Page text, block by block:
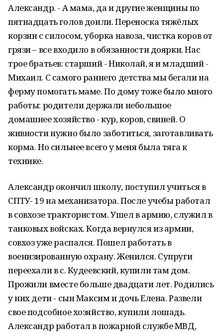
Александр. - А мама, да и другие женщины по
пятнадцать голов доили. Переноска тяжёлых
корзин с силосом, уборка навоза, чистка коров от
грязи – все входило в обязанности доярки. Нас
трое братьев: старший - Николай, я и младший -
Михаил. С самого раннего детства мы бегали на
ферму помогать маме. По дому тоже было много
работы: родители держали небольшое
домашнее хозяйство - кур, коров, свиней. О
живности нужно было заботиться, заготавливать
корма. Но сильнее всего у меня была тяга к
технике.
Александр окончил школу, поступил учиться в
СПТУ- 19 на механизатора. После учебы работал
в совхозе трактористом. Ушел в армию, служил в
танковых войсках. Когда вернулся из армии,
совхоз уже распался. Пошел работать в
военизированную охрану. Женился. Супруги
переехали в с. Кудеевский, купили там дом.
Прожили вместе больше двадцати лет. Родились
у них дети - сын Максим и дочь Елена. Развели
свое подсобное хозяйство, купили лошадь.
Александр работал в пожарной службе МВД,